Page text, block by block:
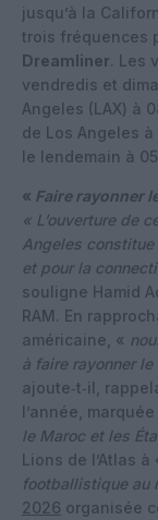
jusqu’à la
trois fréquences
Dreamliner. Les
vendredis et
Angeles (LAX) à
de Los Angeles
le lendemain à
« Faire rayonner
« L’ouverture de
Angeles
et pour la
souligne Hamid
RAM. En
américaine, «
à faire rayonner
ajoute‑t‑il,
l’année,
le Maroc et les
Lions de l’Atlas à
footballistique au
2026 organisée